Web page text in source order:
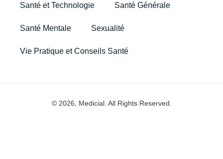
Santé et Technologie Santé Générale
Santé Mentale Sexualité
Vie Pratique et Conseils Santé
© 2026, Medicial. All Rights Reserved.